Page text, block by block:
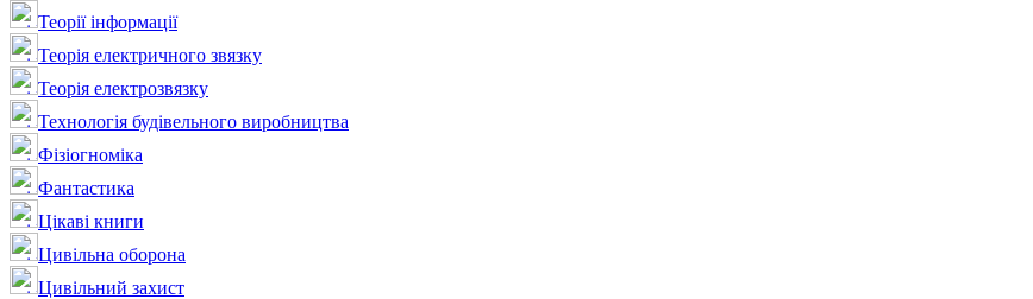
Теорії інформації
Теорія електричного звязку
Теорія електрозвязку
Технологія будівельного виробництва
Фізіогноміка
Фантастика
Цікаві книги
Цивільна оборона
Цивільний захист